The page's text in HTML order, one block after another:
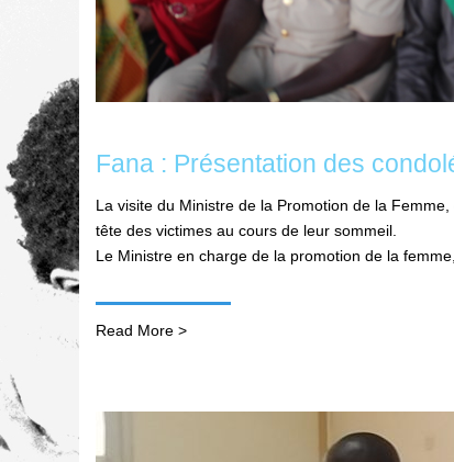
Fana : Présentation des
La visite du Ministre de la Promotion de la
tête des victimes au cours de leur sommeil.
Le Ministre en charge de la promotion de la femme,
Read More >